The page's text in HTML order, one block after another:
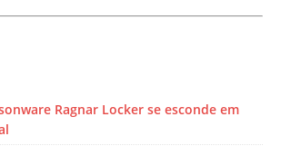
Ragnar Locker se esconde em